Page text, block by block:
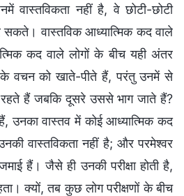
वास्तविकता नहीं है, वे छोटी-छोटी
सकते। वास्तविक आध्यात्मिक कद वाले
कद वाले लोगों के बीच यही अंतर
के वचन को खाते-पीते हैं, परंतु उनमें से
हैं जबकि दूसरे उससे भाग जाते हैं?
उनका वास्तव में कोई आध्यात्मिक कद
वास्तविकता नहीं है; और परमेश्वर
हैं। जैसे ही उनकी परीक्षा होती है,
क्यों, तब कुछ लोग परीक्षणों के बीच